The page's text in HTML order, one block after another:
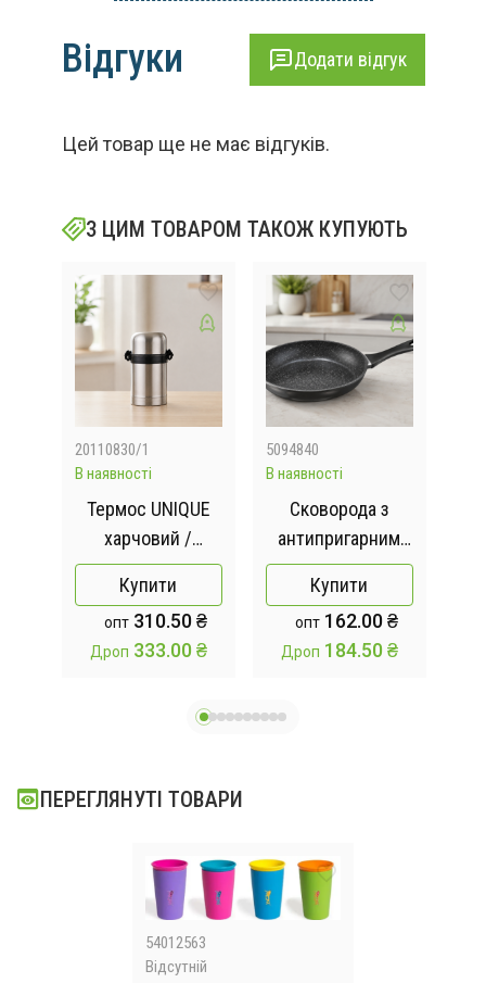
Відгуки Додати відгук
Цей товар ще не має відгуків.
З ЦИМ ТОВАРОМ ТАКОЖ КУПУЮТЬ
20110830/1
В наявності
Термос UNIQUE
харчовий /
Термос
металевий з
кришкою 0,6л
Купити
опт310.50 ₴
Дроп 333.00 ₴
5094840
В наявності
Сковорода з
антипригарним
покриттям 22 см
Купити
опт162.00 ₴
Дроп 184.50 ₴
ПЕРЕГЛЯНУТІ ТОВАРИ
54012563
Відсутній